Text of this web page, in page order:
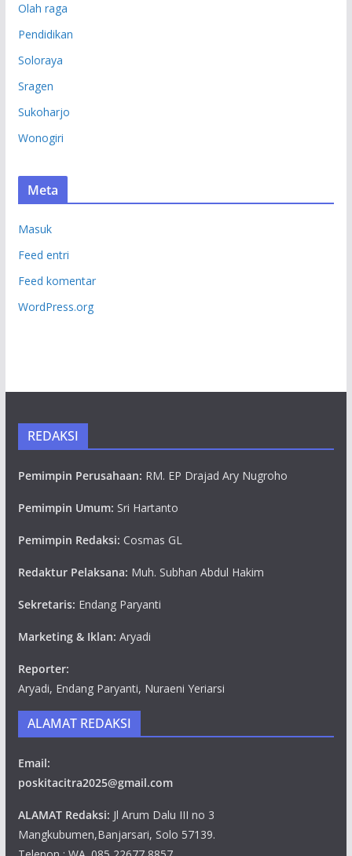
Olah raga
Pendidikan
Soloraya
Sragen
Sukoharjo
Wonogiri
Meta
Masuk
Feed entri
Feed komentar
WordPress.org
REDAKSI
Pemimpin Perusahaan: RM. EP Drajad Ary Nugroho
Pemimpin Umum: Sri Hartanto
Pemimpin Redaksi: Cosmas GL
Redaktur Pelaksana: Muh. Subhan Abdul Hakim
Sekretaris: Endang Paryanti
Marketing & Iklan: Aryadi
Reporter:
Aryadi, Endang Paryanti, Nuraeni Yeriarsi
ALAMAT REDAKSI
Email:
poskitacitra2025@gmail.com
ALAMAT Redaksi: Jl Arum Dalu III no 3
Mangkubumen,Banjarsari, Solo 57139.